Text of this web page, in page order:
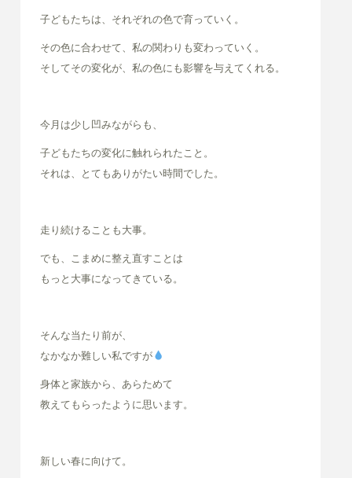
子どもたちは、それぞれの色で育っていく。
その色に合わせて、私の関わりも変わっていく。
そしてその変化が、私の色にも影響を与えてくれる。
今月は少し凹みながらも、
子どもたちの変化に触れられたこと。
それは、とてもありがたい時間でした。
走り続けることも大事。
でも、こまめに整え直すことは
もっと大事になってきている。
そんな当たり前が、
なかなか難しい私ですが
身体と家族から、あらためて
教えてもらったように思います。
新しい春に向けて。